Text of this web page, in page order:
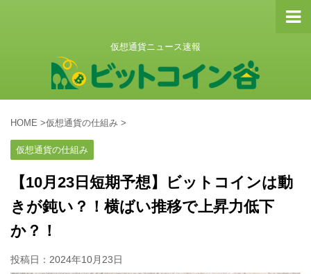
仮想通貨ニュース速報
HOME >仮想通貨の仕組み >
仮想通貨の仕組み
【10月23日短期予想】ビットコインは動
きが鈍い？！横ばい推移で上昇力低下
か？！
投稿日： 2024年10月23日